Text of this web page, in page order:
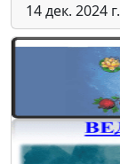
14 дек. 2024 г.